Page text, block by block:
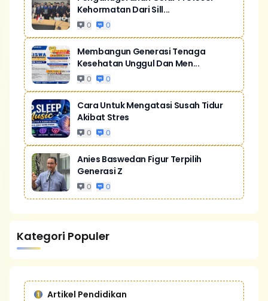
Kehormatan Dari Sill...
0 0
Membangun Generasi Tenaga
Kesehatan Unggul Dan Men...
0 0
Cara Untuk Mengatasi Susah Tidur
Akibat Stres
0 0
Anies Baswedan Figur Terpilih
Generasi Z
0 0
Kategori Populer
Artikel Pendidikan